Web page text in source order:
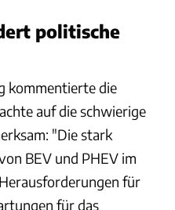
politische
kommentierte die
auf die schwierige
"Die stark
BEV und PHEV im
für
für das